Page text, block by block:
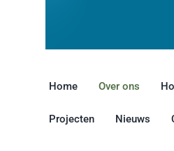
Home Over ons
Projecten Nieuws